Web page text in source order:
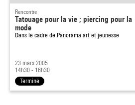
Rencontre
Tatouage pour la vie ; piercing pour la
mode
Dans le cadre de Panorama art et jeunesse
23 mars 2005
14h30 - 16h30
Terminé